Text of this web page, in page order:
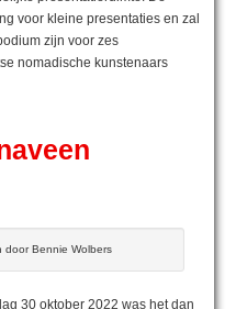
voor kleine presentaties en zal
zijn voor zes
nomadische kunstenaars
door Bennie Wolbers
30 oktober 2022 was het dan